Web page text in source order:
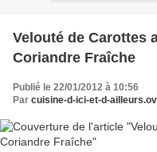
Velouté de Carottes
Coriandre Fraîche
Publié le 22/01/2012 à 10:56
Par cuisine-d-ici-et-d-